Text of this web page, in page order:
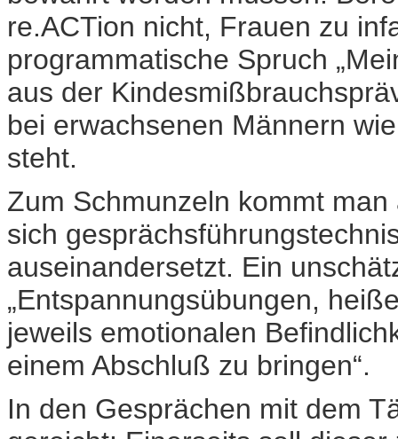
re.ACTion nicht, Frauen zu
programmatische Spruch
aus der
bei erwachsenen Männern
steht.
Zum Schmunzeln kommt
sich
auseinandersetzt. Ein
„Entspannungsübungen,
jeweils emotionalen
einem Abschluß zu bringen“.
In den Gesprächen mit dem